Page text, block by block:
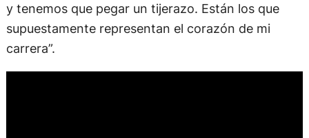
y tenemos que pegar un tijerazo. Están los que
supuestamente representan el corazón de mi
carrera”.